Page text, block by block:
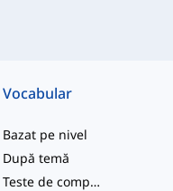
Vocabular
Bazat pe nivel
După temă
Teste de competență